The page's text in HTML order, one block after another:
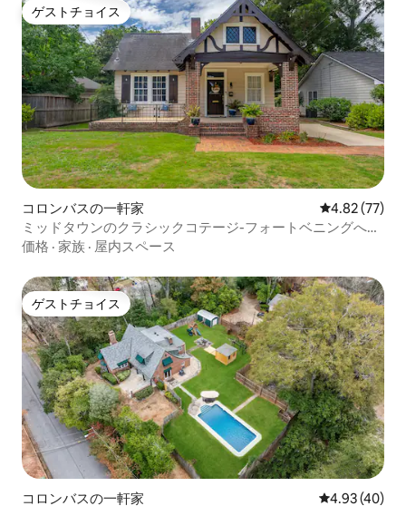
ゲストチョイス
ゲストチョイス
コロンバスの一軒家 レビュー77
4.82 (77)
ミッドタウンのクラシックコテージ-フォートベニングへの
アクセスが簡単
価格 · 家族 · 屋内スペース
ゲストチョイス
ゲストチョイス
コロンバスの一軒家 レビュー40
4.93 (40)